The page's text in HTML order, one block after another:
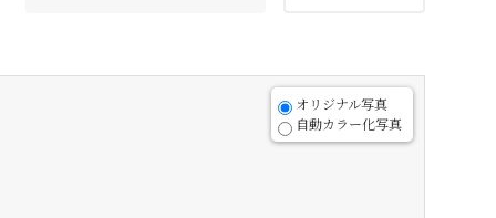
オリジナル写真
自動カラー化写真